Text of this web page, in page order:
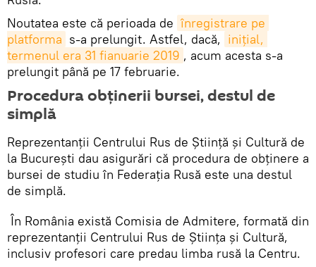
Noutatea este că perioada de înregistrare pe
platforma s-a prelungit. Astfel, dacă, iniţial,
termenul era 31 fianuarie 2019 , acum acesta s-a
prelungit până pe 17 februarie.
Procedura obţinerii bursei, destul de
simplă
Reprezentanţii Centrului Rus de Ştiinţă şi Cultură de
la Bucureşti dau asigurări că procedura de obţinere a
bursei de studiu în Federaţia Rusă este una destul
de simplă.
În România există Comisia de Admitere, formată din
reprezentanții Centrului Rus de Știința și Cultură,
inclusiv profesori care predau limba rusă la Centru.